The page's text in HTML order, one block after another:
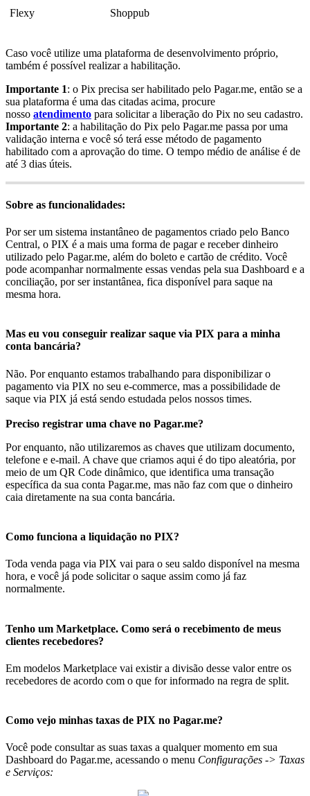
Flexy Shoppub
Caso você utilize uma plataforma de desenvolvimento próprio,
também é possível realizar a habilitação.
Importante 1: o Pix precisa ser habilitado pelo Pagar.me, então se a
sua plataforma é uma das citadas acima, procure
nosso atendimento para solicitar a liberação do Pix no seu cadastro.
Importante 2: a habilitação do Pix pelo Pagar.me passa por uma
validação interna e você só terá esse método de pagamento
habilitado com a aprovação do time. O tempo médio de análise é de
até 3 dias úteis.
Sobre as funcionalidades:
Por ser um sistema instantâneo de pagamentos criado pelo Banco
Central, o PIX é a mais uma forma de pagar e receber dinheiro
utilizado pelo Pagar.me, além do boleto e cartão de crédito. Você
pode acompanhar normalmente essas vendas pela sua Dashboard e a
conciliação, por ser instantânea, fica disponível para saque na
mesma hora.
Mas eu vou conseguir realizar saque via PIX para a minha
conta bancária?
Não. Por enquanto estamos trabalhando para disponibilizar o
pagamento via PIX no seu e-commerce, mas a possibilidade de
saque via PIX já está sendo estudada pelos nossos times.
Preciso registrar uma chave no Pagar.me?
Por enquanto, não utilizaremos as chaves que utilizam documento,
telefone e e-mail. A chave que criamos aqui é do tipo aleatória, por
meio de um QR Code dinâmico, que identifica uma transação
específica da sua conta Pagar.me, mas não faz com que o dinheiro
caia diretamente na sua conta bancária.
Como funciona a liquidação no PIX?
Toda venda paga via PIX vai para o seu saldo disponível na mesma
hora, e você já pode solicitar o saque assim como já faz
normalmente.
Tenho um Marketplace. Como será o recebimento de meus
clientes recebedores?
Em modelos Marketplace vai existir a divisão desse valor entre os
recebedores de acordo com o que for informado na regra de split.
Como vejo minhas taxas de PIX no Pagar.me?
Você pode consultar as suas taxas a qualquer momento em sua
Dashboard do Pagar.me, acessando o menu Configurações -> Taxas
e Serviços: